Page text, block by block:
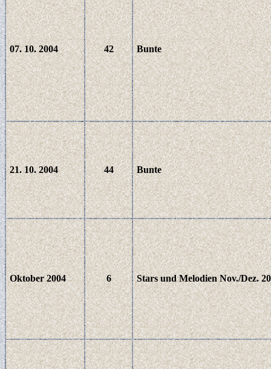
07. 10. 2004 42 Bunte
21. 10. 2004 44 Bunte
Oktober 2004 6 Stars und Melodien Nov./Dez.